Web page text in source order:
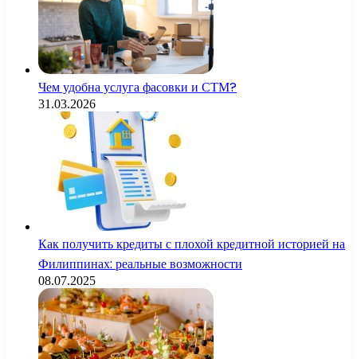
Чем удобна услуга фасовки и СТМ?
31.03.2026
Как получить кредиты с плохой кредитной историей на
Филиппинах: реальные возможности
08.07.2025